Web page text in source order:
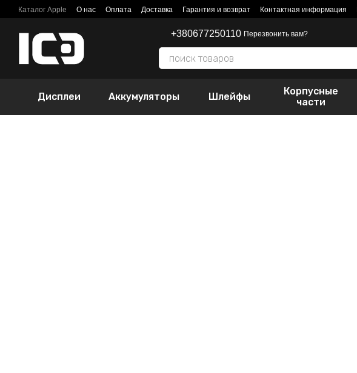
Перейти к основному контенту
Каталог Apple О нас Оплата Доставка Гарантия и возврат Контактная информация
+380677250110 Перезвонить вам?
Дисплеи Аккумуляторы Шлейфы
Корпусные
части